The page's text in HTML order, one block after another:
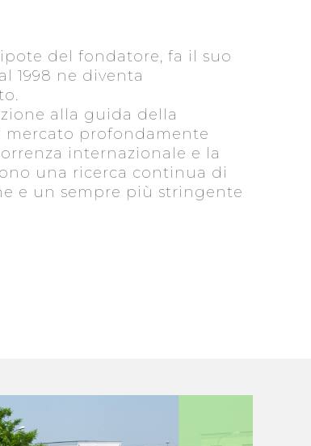
del fondatore, fa il suo
1998 ne diventa
alla guida della
mercato profondamente
internazionale e la
una ricerca continua di
e un sempre più stringente